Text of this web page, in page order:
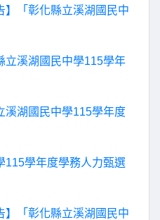
】「彰化縣立溪湖國民中
立溪湖國民中學115學年
溪湖國民中學115學年度
115學年度學務人力甄選
】「彰化縣立溪湖國民中